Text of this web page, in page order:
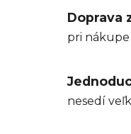
Doprava
pri
nesedí